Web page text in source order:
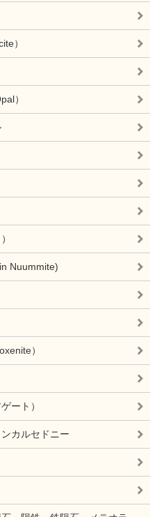
）
）
Nuummite)
）
ート）
カルセドニー